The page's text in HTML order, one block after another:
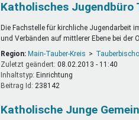
Katholisches Jugendbüro
Die Fachstelle für kirchliche Jugendarbeit
und Verbänden auf mittlerer Ebene bei
Region: Main-Tauber-Kreis
Zuletzt geändert:08.02.2013 - 11:40
Inhaltstyp:
einrichtung
Beitrag Id:238142
Katholische Junge